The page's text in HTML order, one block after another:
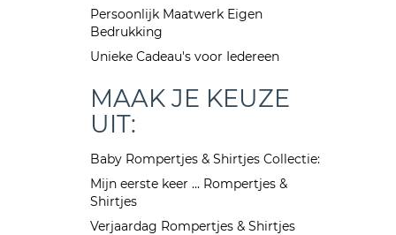
Persoonlijk Maatwerk Eigen
Bedrukking
Unieke Cadeau's voor Iedereen
MAAK JE KEUZE
UIT:
Baby Rompertjes & Shirtjes Collectie:
Mijn eerste keer ... Rompertjes &
Shirtjes
Verjaardag Rompertjes & Shirtjes